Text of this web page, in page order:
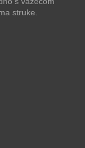
struke.